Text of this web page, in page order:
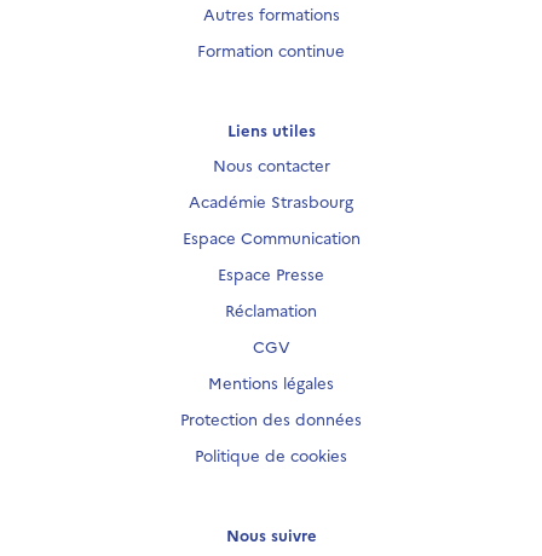
Autres formations
Formation continue
Liens utiles
Nous contacter
Académie Strasbourg
Espace Communication
Espace Presse
Réclamation
CGV
Mentions légales
Protection des données
Politique de cookies
Nous suivre